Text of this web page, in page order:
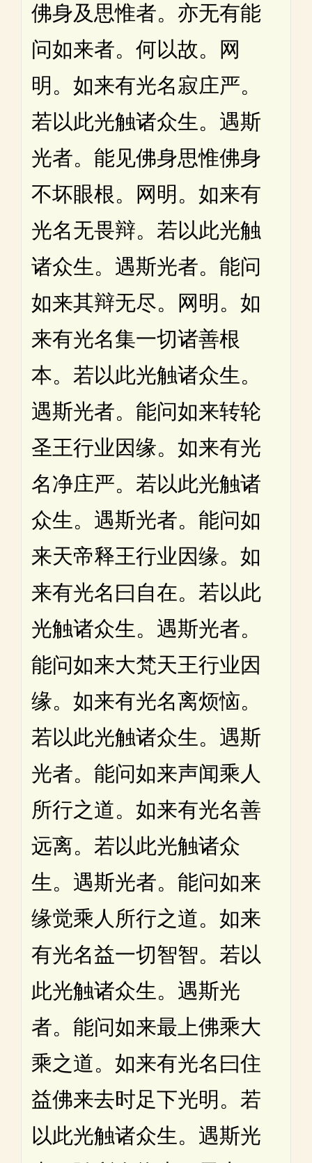
佛身及思惟者。亦无有能
问如来者。何以故。网
明。如来有光名寂庄严。
若以此光触诸众生。遇斯
光者。能见佛身思惟佛身
不坏眼根。网明。如来有
光名无畏辩。若以此光触
诸众生。遇斯光者。能问
如来其辩无尽。网明。如
来有光名集一切诸善根
本。若以此光触诸众生。
遇斯光者。能问如来转轮
圣王行业因缘。如来有光
名净庄严。若以此光触诸
众生。遇斯光者。能问如
来天帝释王行业因缘。如
来有光名曰自在。若以此
光触诸众生。遇斯光者。
能问如来大梵天王行业因
缘。如来有光名离烦恼。
若以此光触诸众生。遇斯
光者。能问如来声闻乘人
所行之道。如来有光名善
远离。若以此光触诸众
生。遇斯光者。能问如来
缘觉乘人所行之道。如来
有光名益一切智智。若以
此光触诸众生。遇斯光
者。能问如来最上佛乘大
乘之道。如来有光名曰住
益佛来去时足下光明。若
以此光触诸众生。遇斯光